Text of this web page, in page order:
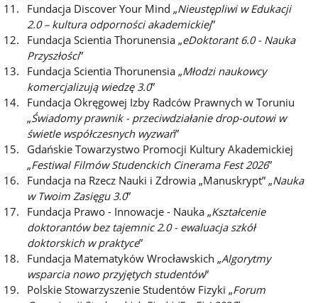
Fundacja Discover Your Mind „Nieustępliwi w Edukacji
2.0 – kultura odporności akademickiej”
Fundacja Scientia Thorunensia „eDoktorant 6.0 - Nauka
Przyszłości”
Fundacja Scientia Thorunensia „Młodzi naukowcy
komercjalizują wiedzę 3.0”
Fundacja Okręgowej Izby Radców Prawnych w Toruniu
„Świadomy prawnik - przeciwdziałanie drop-outowi w
świetle współczesnych wyzwań”
Gdańskie Towarzystwo Promocji Kultury Akademickiej
„Festiwal Filmów Studenckich Cinerama Fest 2026”
Fundacja na Rzecz Nauki i Zdrowia „Manuskrypt” „Nauka
w Twoim Zasięgu 3.0”
Fundacja Prawo - Innowacje - Nauka „Kształcenie
doktorantów bez tajemnic 2.0 - ewaluacja szkół
doktorskich w praktyce”
Fundacja Matematyków Wrocławskich „Algorytmy
wsparcia nowo przyjętych studentów”
Polskie Stowarzyszenie Studentów Fizyki „Forum